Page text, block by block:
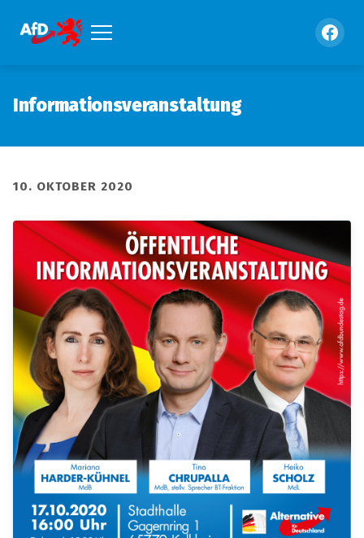
Informationsveranstaltung
10. OKTOBER 2020